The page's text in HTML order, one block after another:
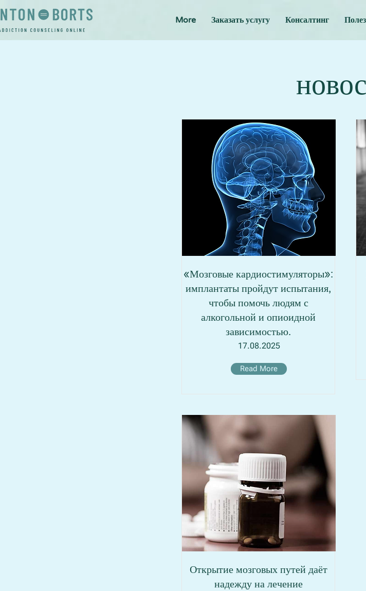
Консалтинг
Заказать услугу
More
«Мозговые кардиостимуляторы»:
имплантаты пройдут испытания,
чтобы помочь людям с
алкогольной и опиоидной
зависимостью.
17.08.2025
Read More
Открытие мозговых путей даёт
надежду на лечение